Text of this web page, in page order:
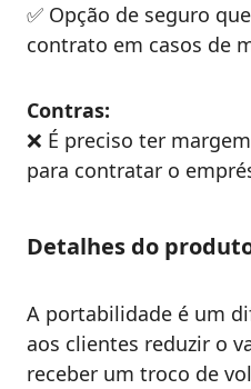
✅ Opção de seguro
contrato em casos de
Contras:
❌ É preciso ter
para contratar o
Detalhes do
A portabilidade é um
aos clientes reduzir o
receber um troco de